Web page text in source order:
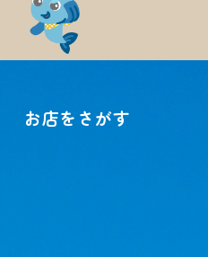
お店をさがす